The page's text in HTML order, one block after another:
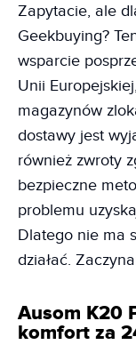
Zapytacie, ale
Geekbuying?
wsparcie
Unii
magazynów
dostawy jest
również zwroty
bezpieczne
problemu
Dlatego nie ma
działać.
Ausom K20
komfort za